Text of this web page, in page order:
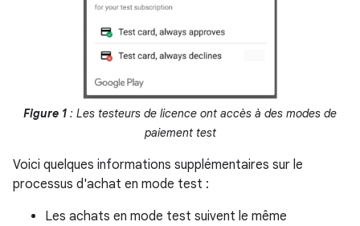
Figure 1 : Les testeurs de licence ont accès à des modes de
paiement test
Voici quelques informations supplémentaires sur le
processus d'achat en mode test :
Les achats en mode test suivent le même